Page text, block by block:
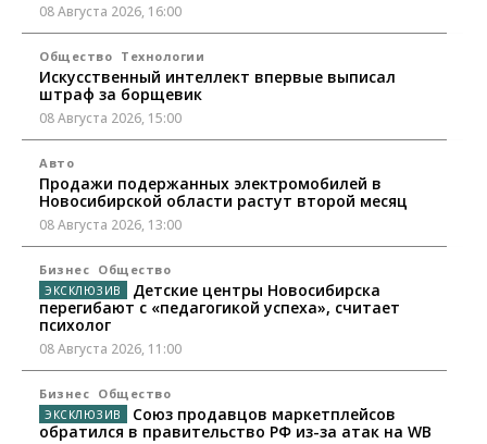
08 Августа 2026, 16:00
Общество Технологии
Искусственный интеллект впервые выписал
штраф за борщевик
08 Августа 2026, 15:00
Авто
Продажи подержанных электромобилей в
Новосибирской области растут второй месяц
08 Августа 2026, 13:00
Бизнес Общество
Детские центры Новосибирска
перегибают с «педагогикой успеха», считает
психолог
08 Августа 2026, 11:00
Бизнес Общество
Союз продавцов маркетплейсов
обратился в правительство РФ из-за атак на WB